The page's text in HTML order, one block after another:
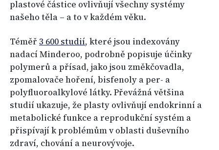
plastové částice ovlivňují všechny systémy
našeho těla – a to v každém věku.
Téměř 3 600 studií, které jsou indexovány
nadací Minderoo, podrobně popisuje účinky
polymerů a přísad, jako jsou změkčovadla,
zpomalovače hoření, bisfenoly a per- a
polyfluoroalkylové látky. Převážná většina
studií ukazuje, že plasty ovlivňují endokrinní a
metabolické funkce a reprodukční systém a
přispívají k problémům v oblasti duševního
zdraví, chování a neurovývoje.